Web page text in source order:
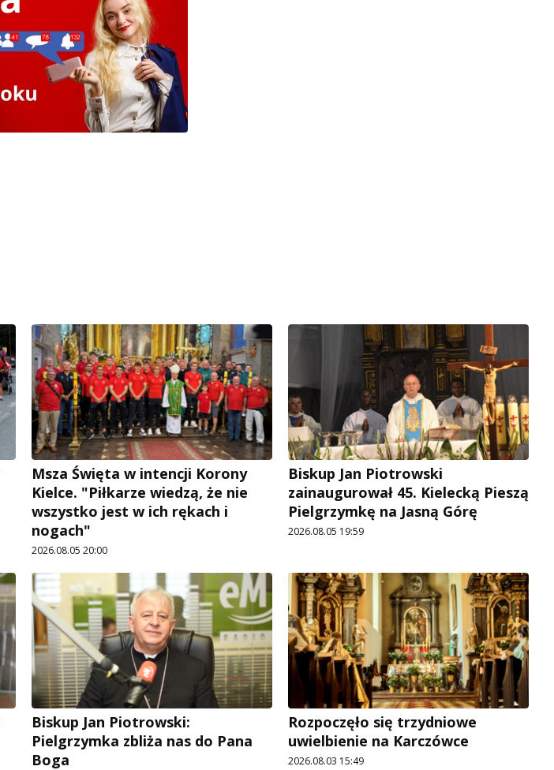
Msza Święta w intencji Korony
Kielce. "Piłkarze wiedzą, że nie
wszystko jest w ich rękach i
nogach"
2026.08.05 20:00
Biskup Jan Piotrowski
zainaugurował 45. Kielecką Pieszą
Pielgrzymkę na Jasną Górę
2026.08.05 19:59
Biskup Jan Piotrowski:
Pielgrzymka zbliża nas do Pana
Boga
Rozpoczęło się trzydniowe
uwielbienie na Karczówce
2026.08.03 15:49